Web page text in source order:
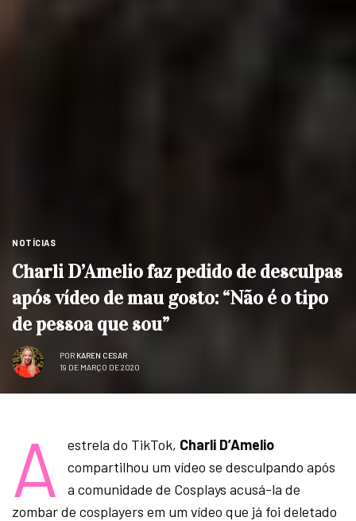
NOTÍCIAS
Charli D’Amelio faz pedido de desculpas
após vídeo de mau gosto: “Não é o tipo
de pessoa que sou”
POR KAREN CESAR
19 DE MARÇO DE 2020
A estrela do TikTok, Charli D’Amelio
compartilhou um vídeo se desculpando após
a comunidade de Cosplays acusá-la de
zombar de cosplayers em um vídeo que já foi deletado